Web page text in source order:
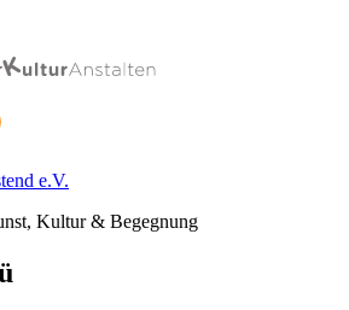
e.V.
Kultur & Begegnung